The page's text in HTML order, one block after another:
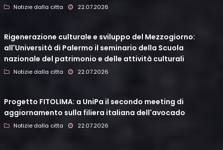
Notizie dalla citta 22.07.2026
Rigenerazione culturale e sviluppo del Mezzogiorno:
all'Università di Palermo il seminario della Scuola
nazionale del patrimonio e delle attività culturali
Notizie dalla citta 22.07.2026
Progetto FITOLIMA: a UniPa il secondo meeting di
aggiornamento sulla filiera italiana dell'avocado
Notizie dalla citta 22.07.2026